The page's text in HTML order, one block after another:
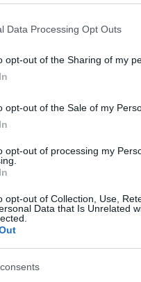
Data Processing Opt Outs
opt-out of the Sharing of my
opt-out of the Sale of my
opt-out of processing my
opt-out of Collection, Use,
Data that Is Unrelated
ΣΠΟΡ 21/06/2026
2026: Οι
για τα νοκ-άουτ
Μουντιάλ
ανακοίνωσε